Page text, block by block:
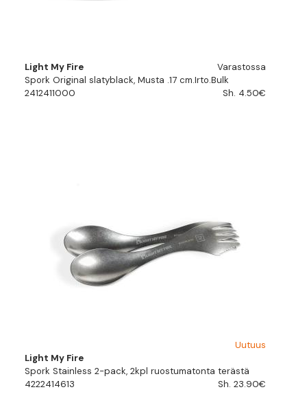
Light My Fire
Varastossa
Spork Original slatyblack, Musta .17 cm.Irto.Bulk
2412411000
Sh. 4.50€
Uutuus
Light My Fire
Spork Stainless 2-pack, 2kpl ruostumatonta terästä
4222414613
Sh. 23.90€